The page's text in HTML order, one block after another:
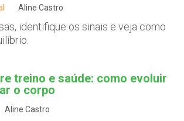
Aline Castro
identifique os sinais e veja como
treino e saúde: como evoluir
o corpo
Aline Castro